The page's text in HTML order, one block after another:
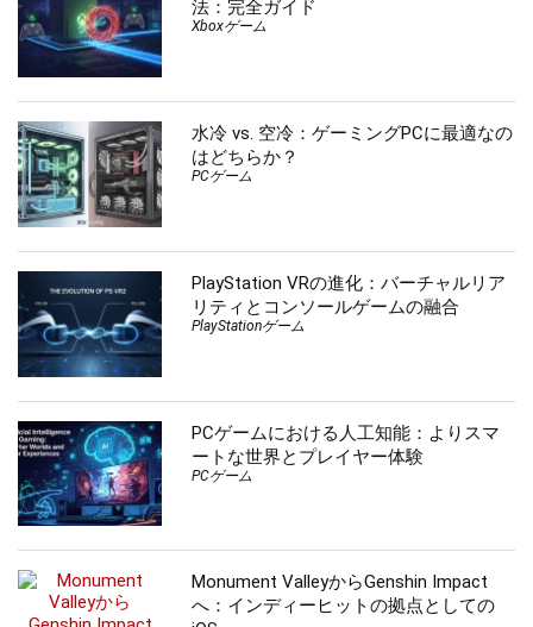
法：完全ガイド
Xboxゲーム
水冷 vs. 空冷：ゲーミングPCに最適なの
はどちらか？
PCゲーム
PlayStation VRの進化：バーチャルリア
リティとコンソールゲームの融合
PlayStationゲーム
PCゲームにおける人工知能：よりスマ
ートな世界とプレイヤー体験
PCゲーム
Monument ValleyからGenshin Impact
へ：インディーヒットの拠点としての